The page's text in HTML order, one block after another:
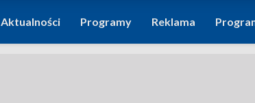
Aktualności Programy Reklama